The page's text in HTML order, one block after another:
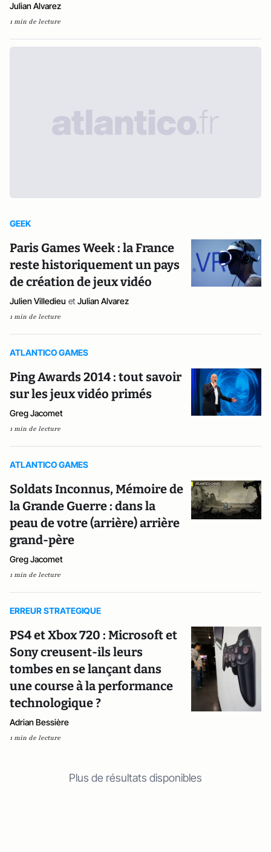
Julian Alvarez
1 min de lecture
GEEK
Paris Games Week : la France
reste historiquement un pays
de création de jeux vidéo
Julien Villedieu et Julian Alvarez
1 min de lecture
ATLANTICO GAMES
Ping Awards 2014 : tout savoir
sur les jeux vidéo primés
Greg Jacomet
1 min de lecture
ATLANTICO GAMES
Soldats Inconnus, Mémoire de
la Grande Guerre : dans la
peau de votre (arrière) arrière
grand-père
Greg Jacomet
1 min de lecture
ERREUR STRATEGIQUE
PS4 et Xbox 720 : Microsoft et
Sony creusent-ils leurs
tombes en se lançant dans
une course à la performance
technologique ?
Adrian Bessière
1 min de lecture
Plus de résultats disponibles